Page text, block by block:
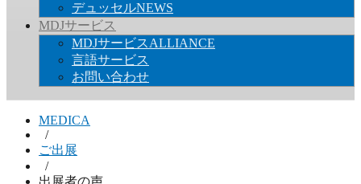
デュッセルNEWS
MDJサービス
MDJサービスALLIANCE
言語サービス
お問い合わせ
MEDICA
/
ご出展
/
出展者の声